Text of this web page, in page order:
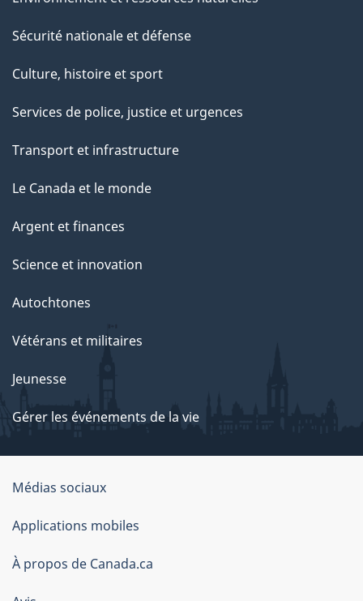
Sécurité nationale et défense
Culture, histoire et sport
Services de police, justice et urgences
Transport et infrastructure
Le Canada et le monde
Argent et finances
Science et innovation
Autochtones
Vétérans et militaires
Jeunesse
Gérer les événements de la vie
Organisation
du
gouvernement
du
Canada
Médias sociaux
Applications mobiles
À propos de Canada.ca